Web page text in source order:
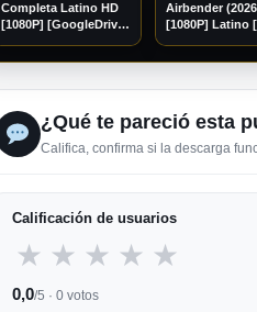
Completa Latino HD
[1080P] [GoogleDrive]
Airbender
[1080P] Latino
¿Qué te pareció esta
Califica, confirma si la descarga
Calificación de usuarios
★ ★ ★ ★ ★
0,0/5 · 0 votos